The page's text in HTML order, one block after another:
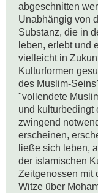
abgeschnitten
Unabhängig von
Substanz, die in
leben, erlebt und
vielleicht in
Kulturformen
des Muslim-
"vollendete
und kulturbedingt
zwingend
erscheinen,
ließe sich leben,
der islamischen
Zeitgenossen mit
Witze über